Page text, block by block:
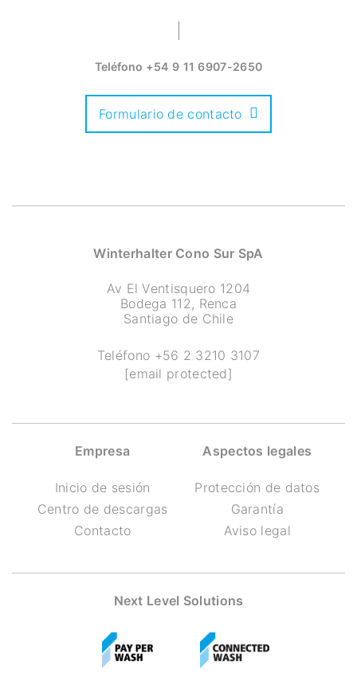
Teléfono +54 9 11 6907-2650
Formulario de contacto
Winterhalter Cono Sur SpA
Av El Ventisquero 1204
Bodega 112, Renca
Santiago de Chile
Teléfono +56 2 3210 3107
[email protected]
Empresa
Inicio de sesión
Centro de descargas
Contacto
Aspectos legales
Protección de datos
Garantía
Aviso legal
Next Level Solutions